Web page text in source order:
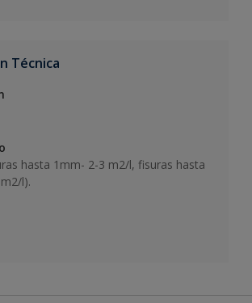
Técnica
hasta 1mm- 2-3 m2/l, fisuras hasta
l).